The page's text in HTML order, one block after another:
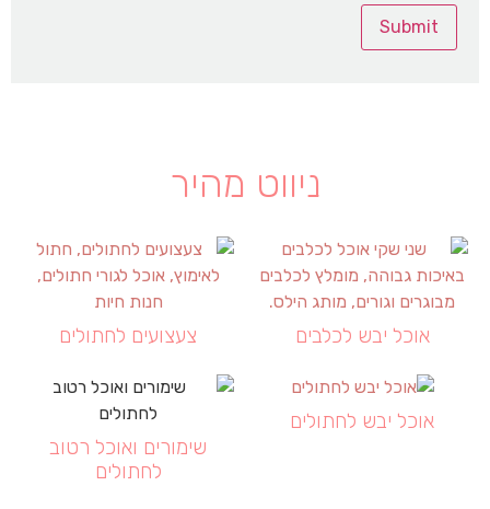
ניווט מהיר
אוכל יבש לכלבים צעצועים לחתולים
אוכל יבש לחתולים
שימורים ואוכל רטוב
לחתולים